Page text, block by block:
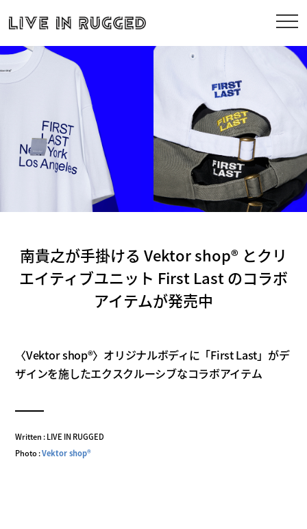
南貴之が手掛ける Vektor shop® とクリ
エイティブユニット First Last のコラボ
アイテムが発売中
〈Vektor shop®〉オリジナルボディに「First Last」がデ
ザインを施したエクスクルーシブなコラボアイテム
Written : LIVE IN RUGGED
Photo :Vektor shop®